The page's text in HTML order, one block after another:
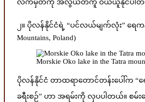
လက်မှတ်ကို အလွယ်တကူ ဝယ်ယူနိုင်ပါတ
၂။ ပိုလန်နိုင်ငံရဲ့ “ပင်လယ်မျက်လုံး” ရေကန်
Mountains, Poland)
Morskie Oko lake in the Tatra
ပိုလန်နိုင်ငံ တာထရာတောင်တန်းပေါ်က “ရ
ခရီးစဉ်” ဟာ အရမ်းကို လှပပါတယ်။ စမ်းခ